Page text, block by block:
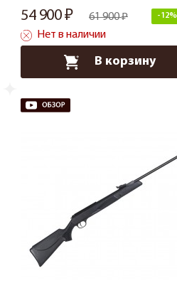
54 900 61 900 -12%
Нет в наличии
В корзину